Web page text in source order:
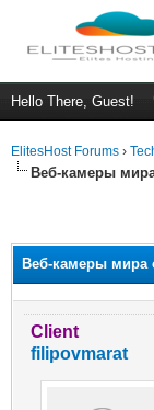
Hello There, Guest!
ElitesHost Forums ›
Веб-камеры
Веб-камеры мира
Client
filipovmarat